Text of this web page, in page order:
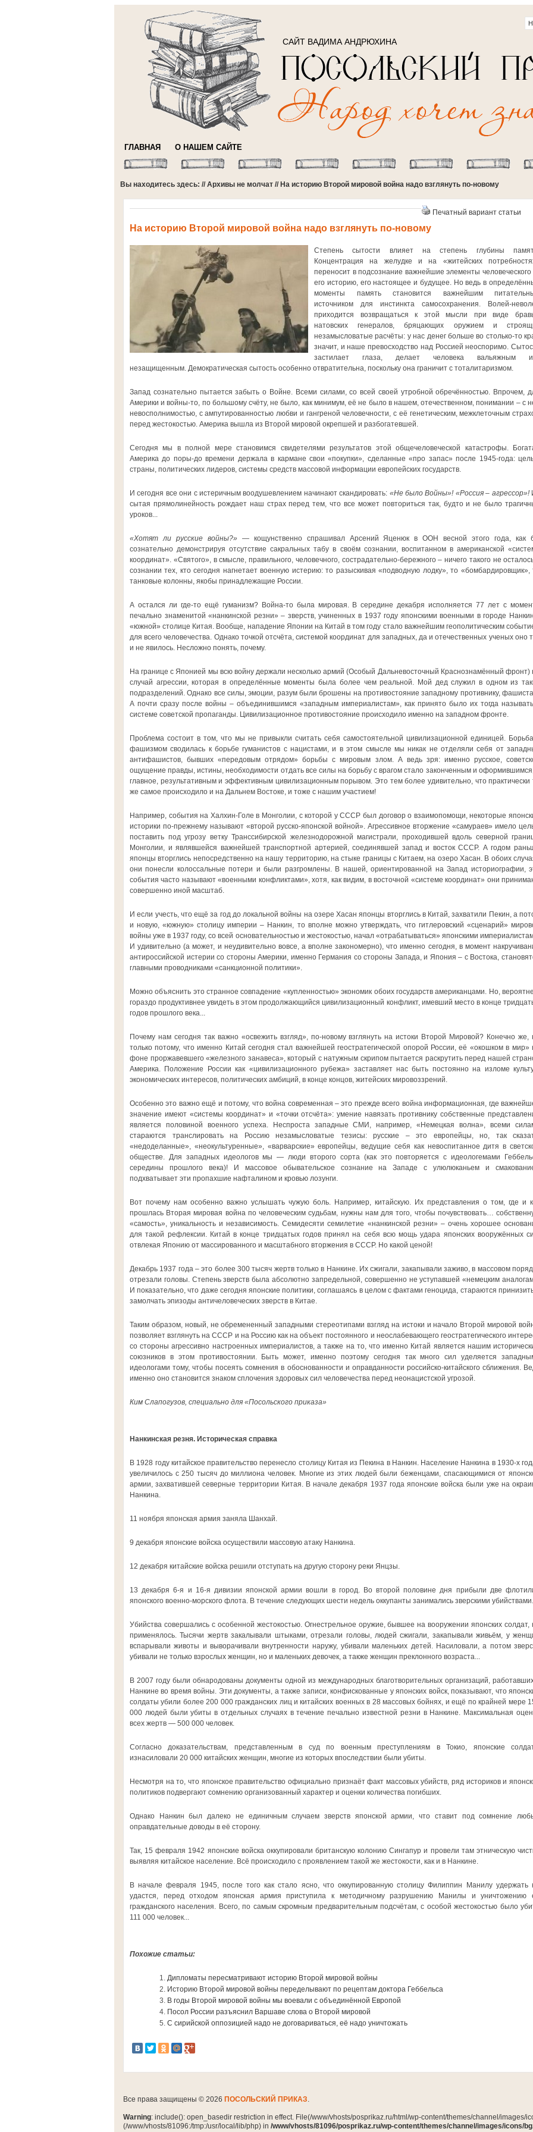
САЙТ ВАДИМА АНДРЮХИНА
ГЛАВНАЯ О НАШЕМ САЙТЕ
Вы находитесь здесь: //Архивы не молчат // На историю Второй мировой война надо взглянуть по-новому
Печатный вариант статьи
На историю Второй мировой война надо взглянуть по-новому
Степень сытости влияет на степень глубины
Концентрация на желудке и на «житейских
переносит в подсознание важнейшие элементы
его историю, его настоящее и будущее. Но ведь в
моменты память становится важнейшим
источником для инстинкта самосохранения. Волей-
приходится возвращаться к этой мысли при виде
натовских генералов, бряцающих оружием и
незамысловатые расчёты: у нас денег больше во столько-то
значит, и наше превосходство над Россией неоспоримо.
застилает глаза, делает человека вальяжным
незащищенным. Демократическая сытость особенно отвратительна, поскольку она граничит с тоталитаризмом.
Запад сознательно пытается забыть о Войне. Всеми силами, со всей своей утробной обречённостью. Впрочем,
Америки и войны-то, по большому счёту, не было, как минимум, её не было в нашем, отечественном, понимании – с
невосполнимостью, с ампутированностью любви и гангреной человечности, с её генетическим, межклеточным
перед жестокостью. Америка вышла из Второй мировой окрепшей и разбогатевшей.
Сегодня мы в полной мере становимся свидетелями результатов этой общечеловеческой катастрофы.
Америка до поры-до времени держала в кармане свои «покупки», сделанные «про запас» после 1945-года:
страны, политических лидеров, системы средств массовой информации европейских государств.
И сегодня все они с истеричным воодушевлением начинают скандировать: «Не было Войны»! «Россия – агрессор»!
сытая прямолинейность рождает наш страх перед тем, что все может повториться так, будто и не было
уроков...
«Хотят ли русские войны?» — кощунственно спрашивал Арсений Яценюк в ООН весной этого года, как
сознательно демонстрируя отсутствие сакральных табу в своём сознании, воспитанном в американской
координат». «Святого», в смысле, правильного, человечного, сострадательно-бережного – ничего такого не
сознании тех, кто сегодня нагнетает военную истерию: то разыскивая «подводную лодку», то «бомбардировщик»,
танковые колонны, якобы принадлежащие России.
А остался ли где-то ещё гуманизм? Война-то была мировая. В середине декабря исполняется 77 лет с
печально знаменитой «нанкинской резни» – зверств, учиненных в 1937 году японскими военными в городе
«южной» столице Китая. Вообще, нападение Японии на Китай в том году стало важнейшим геополитическим
для всего человечества. Однако точкой отсчёта, системой координат для западных, да и отечественных ученых оно
и не явилось. Несложно понять, почему.
На границе с Японией мы всю войну держали несколько армий (Особый Дальневосточный Краснознамённый фронт)
случай агрессии, которая в определённые моменты была более чем реальной. Мой дед служил в одном из
подразделений. Однако все силы, эмоции, разум были брошены на противостояние западному противнику,
А почти сразу после войны – объединившимся «западным империалистам», как принято было их тогда
системе советской пропаганды. Цивилизационное противостояние происходило именно на западном фронте.
Проблема состоит в том, что мы не привыкли считать себя самостоятельной цивилизационной единицей.
фашизмом сводилась к борьбе гуманистов с нацистами, и в этом смысле мы никак не отделяли себя от
антифашистов, бывших «передовым отрядом» борьбы с мировым злом. А ведь зря: именно русское,
ощущение правды, истины, необходимости отдать все силы на борьбу с врагом стало законченным и
главное, результативным и эффективным цивилизационным порывом. Это тем более удивительно, что практически
же самое происходило и на Дальнем Востоке, и тоже с нашим участием!
Например, события на Халхин-Голе в Монголии, с которой у СССР был договор о взаимопомощи, некоторые
историки по-прежнему называют «второй русско-японской войной». Агрессивное вторжение «самураев» имело
поставить под угрозу ветку Транссибирской железнодорожной магистрали, проходившей вдоль северной
Монголии, и являвшейся важнейшей транспортной артерией, соединявшей запад и восток СССР. А годом
японцы вторглись непосредственно на нашу территорию, на стыке границы с Китаем, на озеро Хасан. В обоих
они понесли колоссальные потери и были разгромлены. В нашей, ориентированной на Запад историографии,
события часто называют «военными конфликтами», хотя, как видим, в восточной «системе координат» они
совершенно иной масштаб.
И если учесть, что ещё за год до локальной войны на озере Хасан японцы вторглись в Китай, захватили Пекин, а
и новую, «южную» столицу империи – Нанкин, то вполне можно утверждать, что гитлеровский «сценарий»
войны уже в 1937 году, со всей основательностью и жестокостью, начал «отрабатываться» японскими
И удивительно (а может, и неудивительно вовсе, а вполне закономерно), что именно сегодня, в момент
антироссийской истерии со стороны Америки, именно Германия со стороны Запада, и Япония – с Востока,
главными проводниками «санкционной политики».
Можно объяснить это странное совпадение «купленностью» экономик обоих государств американцами. Но,
гораздо продуктивнее увидеть в этом продолжающийся цивилизационный конфликт, имевший место в конце
годов прошлого века...
Почему нам сегодня так важно «освежить взгляд», по-новому взглянуть на истоки Второй Мировой? Конечно же,
только потому, что именно Китай сегодня стал важнейшей геостратегической опорой России, её «окошком в мир»
фоне проржавевшего «железного занавеса», который с натужным скрипом пытается раскрутить перед нашей
Америка. Положение России как «цивилизационного рубежа» заставляет нас быть постоянно на изломе
экономических интересов, политических амбиций, в конце концов, житейских мировоззрений.
Особенно это важно ещё и потому, что война современная – это прежде всего война информационная, где
значение имеют «системы координат» и «точки отсчёта»: умение навязать противнику собственные
является половиной военного успеха. Неспроста западные СМИ, например, «Немецкая волна», всеми
стараются транслировать на Россию незамысловатые тезисы: русские – это европейцы, но, так
«недоделанные», «неокультуренные», «варварские» европейцы, ведущие себя как невоспитанное дитя в
обществе. Для западных идеологов мы — люди второго сорта (как это повторяется с идеологемами
середины прошлого века)! И массовое обывательское сознание на Западе с улюлюканьем и
подхватывает эти пропахшие нафталином и кровью лозунги.
Вот почему нам особенно важно услышать чужую боль. Например, китайскую. Их представления о том, где и
прошлась Вторая мировая война по человеческим судьбам, нужны нам для того, чтобы почувствовать…
«самость», уникальность и независимость. Семидесяти семилетие «нанкинской резни» – очень хорошее
для такой рефлексии. Китай в конце тридцатых годов принял на себя всю мощь удара японских вооружённых
отвлекая Японию от массированного и масштабного вторжения в СССР. Но какой ценой!
Декабрь 1937 года – это более 300 тысяч жертв только в Нанкине. Их сжигали, закапывали заживо, в массовом
отрезали головы. Степень зверств была абсолютно запредельной, совершенно не уступавшей «немецким
И показательно, что даже сегодня японские политики, соглашаясь в целом с фактами геноцида, стараются
замолчать эпизоды античеловеческих зверств в Китае.
Таким образом, новый, не обремененный западными стереотипами взгляд на истоки и начало Второй мировой
позволяет взглянуть на СССР и на Россию как на объект постоянного и неослабевающего геостратегического
со стороны агрессивно настроенных империалистов, а также на то, что именно Китай является нашим
союзников в этом противостоянии. Быть может, именно поэтому сегодня так много сил уделяется
идеологами тому, чтобы посеять сомнения в обоснованности и оправданности российско-китайского сближения.
именно оно становится знаком сплочения здоровых сил человечества перед неонацистской угрозой.
Ким Слапогузов, специально для «Посольского приказа»
Нанкинская резня. Историческая справка
В 1928 году китайское правительство перенесло столицу Китая из Пекина в Нанкин. Население Нанкина в 1930-х
увеличилось с 250 тысяч до миллиона человек. Многие из этих людей были беженцами, спасающимися от
армии, захватившей северные территории Китая. В начале декабря 1937 года японские войска были уже на
Нанкина.
11 ноября японская армия заняла Шанхай.
9 декабря японские войска осуществили массовую атаку Нанкина.
12 декабря китайские войска решили отступать на другую сторону реки Янцзы.
13 декабря 6-я и 16-я дивизии японской армии вошли в город. Во второй половине дня прибыли две
японского военно-морского флота. В течение следующих шести недель оккупанты занимались зверскими
Убийства совершались с особенной жестокостью. Огнестрельное оружие, бывшее на вооружении японских солдат,
применялось. Тысячи жертв закалывали штыками, отрезали головы, людей сжигали, закапывали живьём, у
вспарывали животы и выворачивали внутренности наружу, убивали маленьких детей. Насиловали, а потом
убивали не только взрослых женщин, но и маленьких девочек, а также женщин преклонного возраста...
В 2007 году были обнародованы документы одной из международных благотворительных организаций,
Нанкине во время войны. Эти документы, а также записи, конфискованные у японских войск, показывают, что
солдаты убили более 200 000 гражданских лиц и китайских военных в 28 массовых бойнях, и ещё по крайней мере
000 людей были убиты в отдельных случаях в течение печально известной резни в Нанкине. Максимальная
всех жертв — 500 000 человек.
Согласно доказательствам, представленным в суд по военным преступлениям в Токио, японские
изнасиловали 20 000 китайских женщин, многие из которых впоследствии были убиты.
Несмотря на то, что японское правительство официально признаёт факт массовых убийств, ряд историков и
политиков подвергают сомнению организованный характер и оценки количества погибших.
Однако Нанкин был далеко не единичным случаем зверств японской армии, что ставит под сомнение
оправдательные доводы в её сторону.
Так, 15 февраля 1942 японские войска оккупировали британскую колонию Сингапур и провели там этническую
выявляя китайское население. Всё происходило с проявлением такой же жестокости, как и в Нанкине.
В начале февраля 1945, после того как стало ясно, что оккупированную столицу Филиппин Манилу удержать
удастся, перед отходом японская армия приступила к методичному разрушению Манилы и уничтожению
гражданского населения. Всего, по самым скромным предварительным подсчётам, с особой жестокостью было
111 000 человек...
Похожие статьи:
Дипломаты пересматривают историю Второй мировой войны
Историю Второй мировой войны переделывают по рецептам доктора Геббельса
В годы Второй мировой войны мы воевали с объединённой Европой
Посол России разъяснил Варшаве слова о Второй мировой
С сирийской оппозицией надо не договариваться, её надо уничтожать
Все права защищены © 2026 ПОСОЛЬСКИЙ ПРИКАЗ.
Warning: include(): open_basedir restriction in effect. File(/www/vhosts/posprikaz.ru/html/wp-content/themes/channel/images/
(/www/vhosts/81096:/tmp:/usr/local/lib/php) in /www/vhosts/81096/posprikaz.ru/wp-content/themes/channel/images/icons/